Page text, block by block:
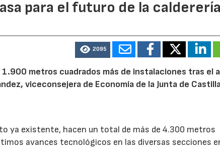
para el futuro de la
2095
metros cuadrados más de instalaciones tras el
viceconsejera de Economía de la Junta de
ya existente, hacen un total de más de 4.300 metros
avances tecnológicos en las diversas secciones